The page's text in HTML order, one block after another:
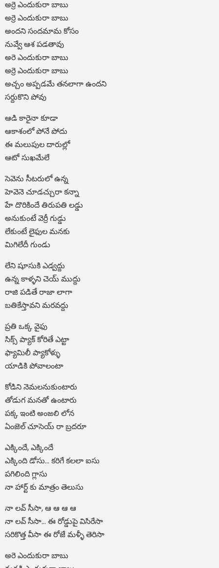
అర్రె ఎందుకురా బాబు
అర్రె ఎందుకురా బాబు
అందని సందమామ కోసం
నువ్వే ఆశ పడతావు
అరె ఎందుకురా బాబు
అర్రె ఎందుకురా బాబు
అచ్చం అప్పడమే తనలాగా ఉందని
సర్దుకొని పోవు
ఆడి కారైనా కూడా
ఆకాశంలో పోనే పోదు
ఈ మలుపుల దారుల్లో
ఆటో సుఖమేలే
సెవెను సీటరులో ఉన్న
హెవెనె చూడచ్చురా కన్నా
హే దొరికిందే తిరుపతి లడ్డు
అనుకుంటే వెర్రీ గుడ్డు
లేకుంటే లైఫుల మనకు
మిగిలేదీ గుండు
లేని షూసుకి ఎడ్వద్దు
ఉన్న కాళ్ళని చెయ్ ముద్దు
రాజి పడితే రాజా లాగా
బతికేస్తావని మరవద్దు
ప్రతి ఒక్క వైఫు
సిక్స్ ప్యాక్ కోరితే ఎట్టా
ఫ్యామిలీ ప్యాకోళ్ళు
యాడికి పోవాలంటా
కోడిని నెమలనుకుంటారు
తోడుగ మనతో ఉంటారు
పక్క ఇంటి అంజలి లోన
ఏంజెల్ చూసెయ్ రా బ్రదరూ
ఎక్కిందే, ఎక్కిందే
ఎక్కింది డోసు… కరిగే కలలా ఐసు
పగిలింది గ్లాసు
నా హార్ట్ కు మాత్రం తెలుసు
నా లవ్ సీసా, ఆ ఆ ఆ ఆ
నా లవ్ సీసా… ఈ రోడ్డుపై విసిరేసా
సరికొత్త వీసా ఈ రోజే మళ్ళీ తెరిసా
అరె ఎందుకురా బాబు